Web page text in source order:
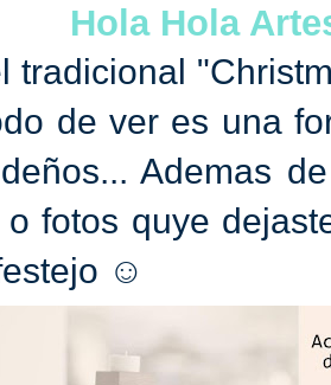
Hola Hola
tradicional
de ver es una
Ademas
o fotos quye
☺